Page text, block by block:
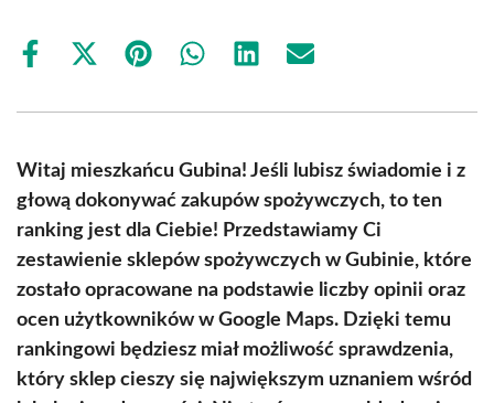
Share
Share
(Twitter)
Share Share Share Share
Witaj mieszkańcu Gubina! Jeśli lubisz świadomie i z
głową dokonywać zakupów spożywczych, to ten
ranking jest dla Ciebie! Przedstawiamy Ci
zestawienie sklepów spożywczych w Gubinie, które
zostało opracowane na podstawie liczby opinii oraz
ocen użytkowników w Google Maps. Dzięki temu
rankingowi będziesz miał możliwość sprawdzenia,
który sklep cieszy się największym uznaniem wśród